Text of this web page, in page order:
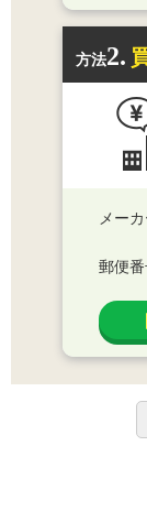
方法2.
メー
郵便